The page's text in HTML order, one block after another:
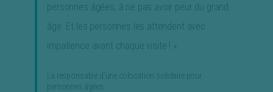
personnes âgées, à ne pas avoir peur du grand
âge. Et les personnes les attendent avec
impatience avant chaque visite ! »
La responsable d’une colocation solidaire pour
personnes âgées